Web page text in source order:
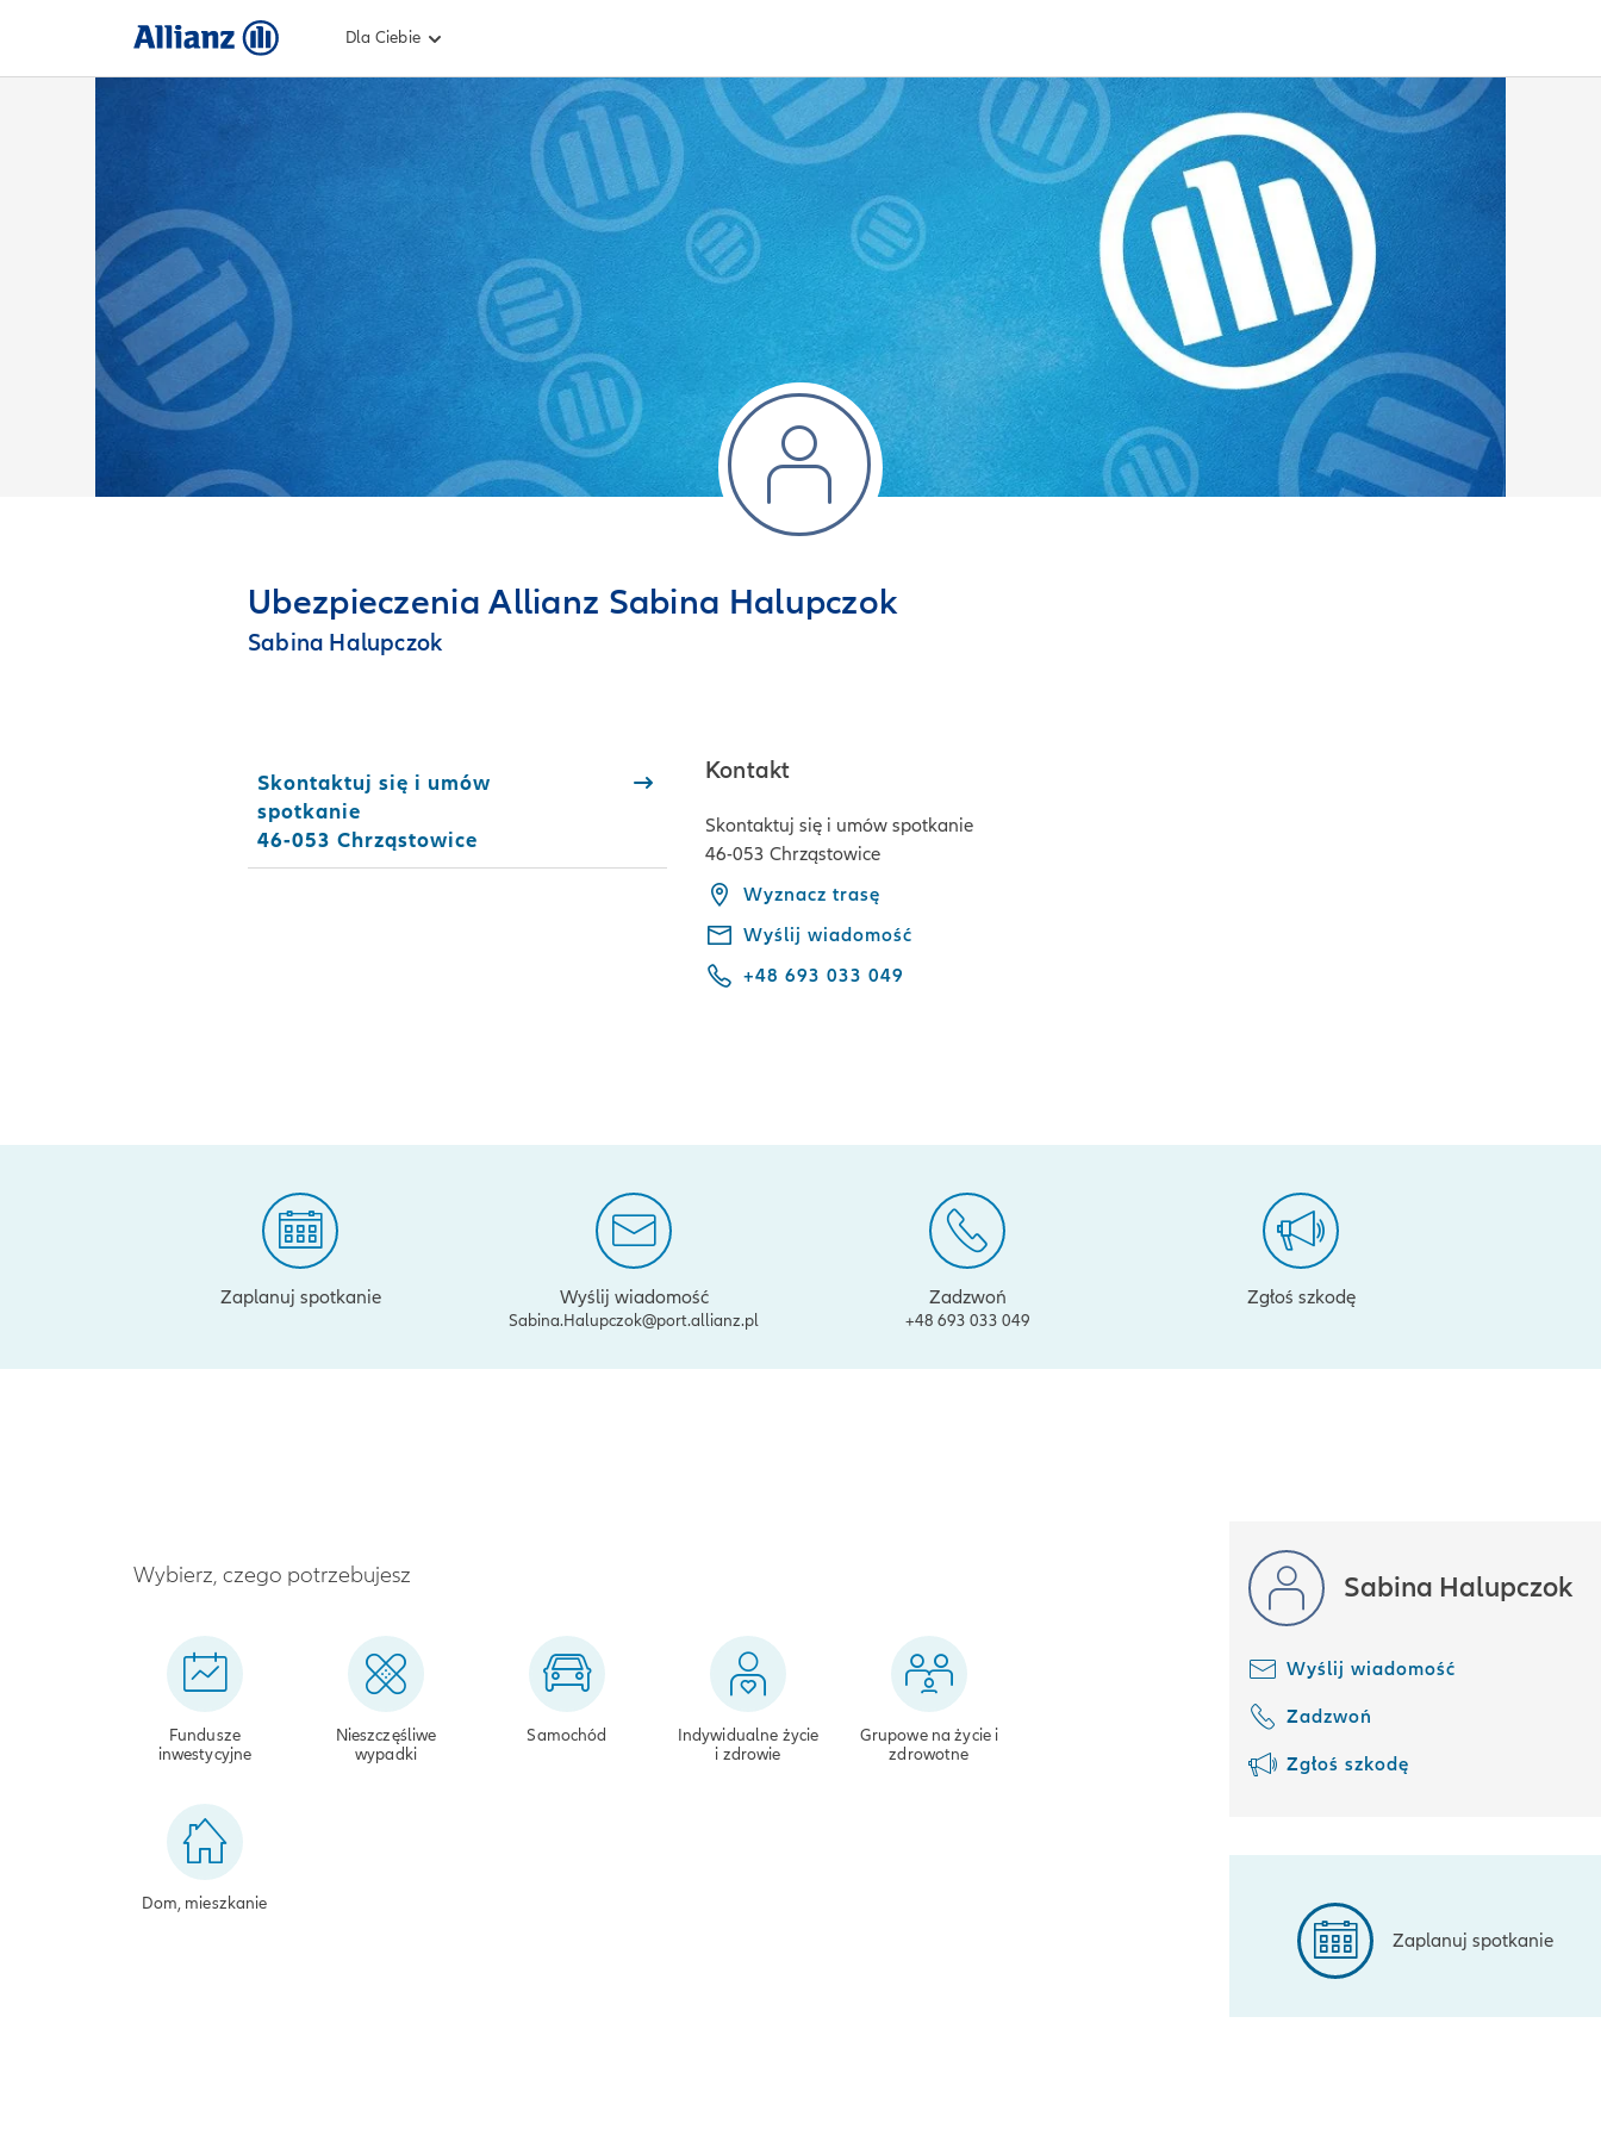
Dla Ciebie
Ubezpieczenia Allianz Sabina Halupczok
Sabina Halupczok
Skontaktuj się i umów
spotkanie
46-053 Chrząstowice
Kontakt
Skontaktuj się i umów spotkanie
46-053 Chrząstowice
Wyznacz trasę
Wyślij wiadomość
+48 693 033 049
Zaplanuj spotkanie Wyślij wiadomość
Sabina.Halupczok@port.allianz.pl
Zadzwoń
+48 693 033 049
Zgłoś szkodę
Sabina Halupczok
Wyślij wiadomość
Zadzwoń
Zgłoś szkodę
Zaplanuj spotkanie
Wybierz, czego potrzebujesz
Fundusze
inwestycyjne
Nieszczęśliwe
wypadki
Samochód
Indywidualne życie
i zdrowie
Grupowe na życie i
zdrowotne
Dom, mieszkanie